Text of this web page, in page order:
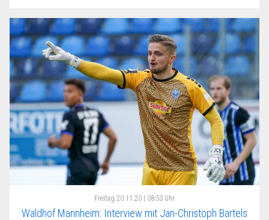
Freitag 20.11.20 | 08:53 Uhr
Waldhof Mannheim: Interview mit Jan-Christoph Bartels